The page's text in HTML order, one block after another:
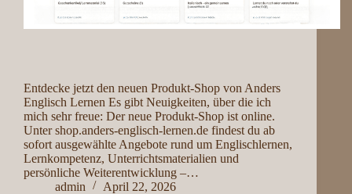
Entdecke jetzt den neuen Produkt-Shop von Anders
Englisch Lernen Es gibt Neuigkeiten, über die ich
mich sehr freue: Der neue Produkt-Shop ist online.
Unter shop.anders-englisch-lernen.de findest du ab
sofort ausgewählte Angebote rund um Englischlernen,
Lernkompetenz, Unterrichtsmaterialien und
persönliche Weiterentwicklung –…
admin
April 22, 2026